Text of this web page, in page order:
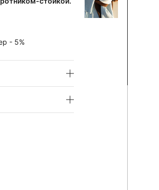
- 5%